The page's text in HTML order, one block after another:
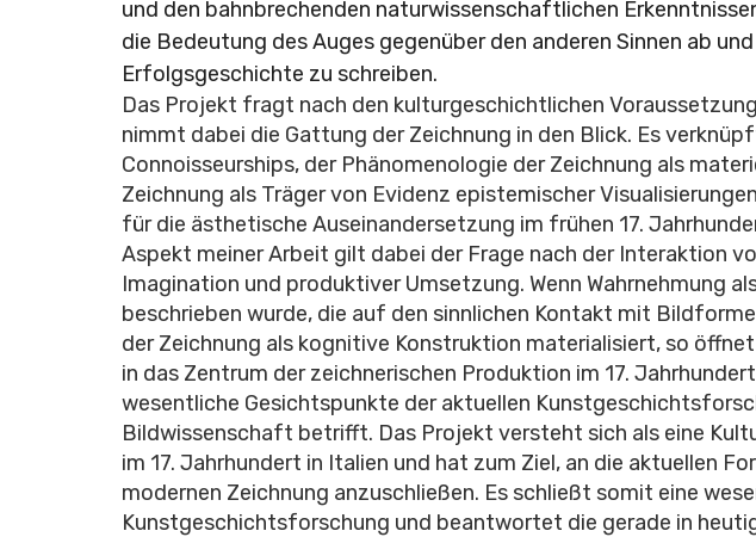
und den bahnbrechenden naturwissenschaftlichen
die Bedeutung des Auges gegenüber den anderen Sinnen ab
Erfolgsgeschichte zu schreiben.
Das Projekt fragt nach den kulturgeschichtlichen
nimmt dabei die Gattung der Zeichnung in den Blick. Es
Connoisseurships, der Phänomenologie der Zeichnung als
Zeichnung als Träger von Evidenz epistemischer
für die ästhetische Auseinandersetzung im frühen 17.
Aspekt meiner Arbeit gilt dabei der Frage nach der Interaktion
Imagination und produktiver Umsetzung. Wenn Wahrnehmung
beschrieben wurde, die auf den sinnlichen Kontakt mit
der Zeichnung als kognitive Konstruktion materialisiert, so
in das Zentrum der zeichnerischen Produktion im 17.
wesentliche Gesichtspunkte der aktuellen
Bildwissenschaft betrifft. Das Projekt versteht sich als eine
im 17. Jahrhundert in Italien und hat zum Ziel, an die aktuellen
modernen Zeichnung anzuschließen. Es schließt somit eine
Kunstgeschichtsforschung und beantwortet die gerade in